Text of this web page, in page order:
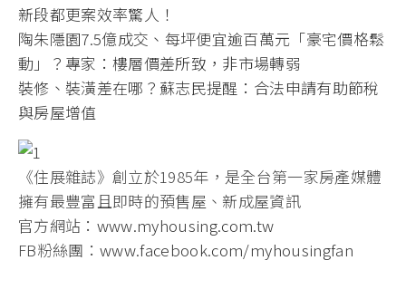
新段都更案效率驚人！
陶朱隱園7.5億成交、每坪便宜逾百萬元「豪宅價格鬆
動」？專家：樓層價差所致，非市場轉弱
裝修、裝潢差在哪？蘇志民提醒：合法申請有助節稅
與房屋增值
《住展雜誌》創立於1985年，是全台第一家房產媒體
擁有最豐富且即時的預售屋、新成屋資訊
官方網站： www.myhousing.com.tw
FB粉絲團：www.facebook.com/myhousingfan